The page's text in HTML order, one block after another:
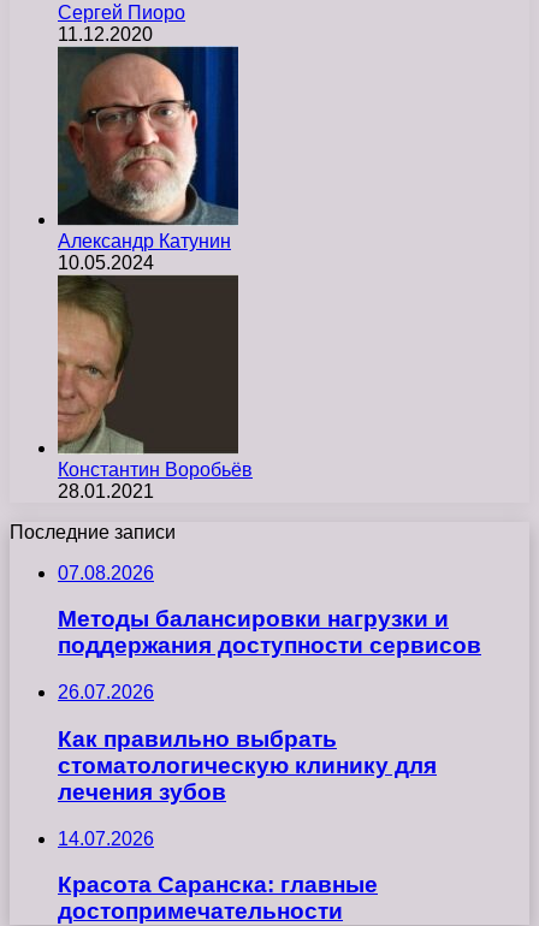
Сергей Пиоро
11.12.2020
Александр Катунин
10.05.2024
Константин Воробьёв
28.01.2021
Последние записи
07.08.2026
Методы балансировки нагрузки и
поддержания доступности сервисов
26.07.2026
Как правильно выбрать
стоматологическую клинику для
лечения зубов
14.07.2026
Красота Саранска: главные
достопримечательности